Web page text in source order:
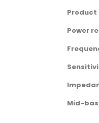
Product
Power
Mid-